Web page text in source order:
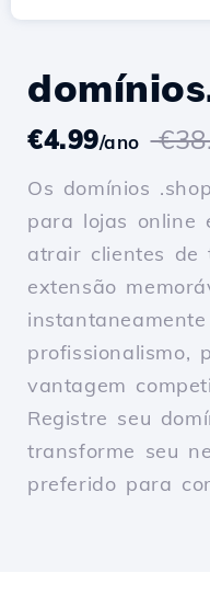
€4.99/ano
Os domínios
para lojas online
atrair clientes de
extensão
profissionalismo,
vantagem
Registre seu
transforme seu
preferido para